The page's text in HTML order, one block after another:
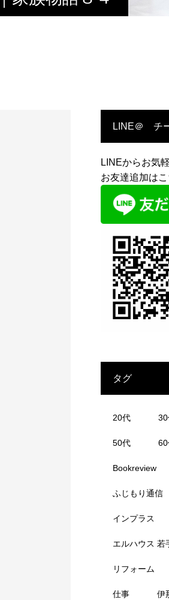
LINE＠ チ
LINEからお気
お友達追加は
タグ
20代
50代
Bookreview
ふじもり通信
インプラス
エルハウス 若
リフォーム
仕事 伊